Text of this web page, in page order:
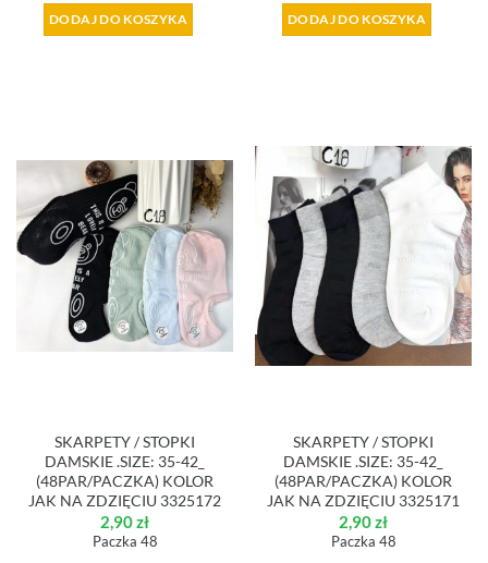
DODAJ DO KOSZYKA DODAJ DO KOSZYKA
SKARPETY / STOPKI
DAMSKIE .SIZE: 35-42_
(48PAR/PACZKA) KOLOR
JAK NA ZDZIĘCIU 3325172
2,90zł
Paczka 48
SKARPETY / STOPKI
DAMSKIE .SIZE: 35-42_
(48PAR/PACZKA) KOLOR
JAK NA ZDZIĘCIU 3325171
2,90zł
Paczka 48